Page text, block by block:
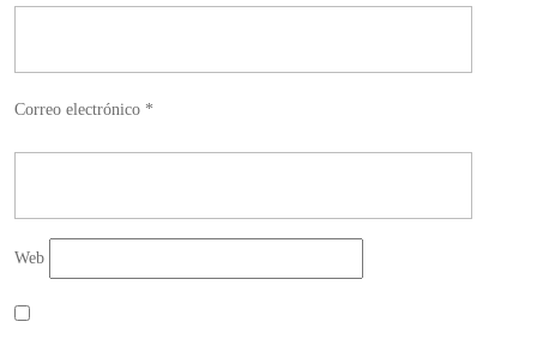
Correo electrónico *
Web